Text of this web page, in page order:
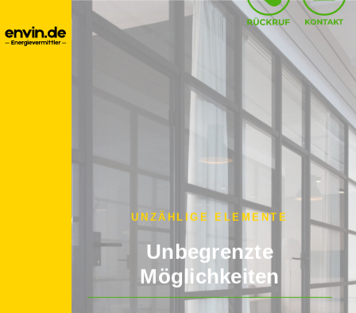
UNZÄHLIGE ELEMENTE
Unbegrenzte
Möglichkeiten